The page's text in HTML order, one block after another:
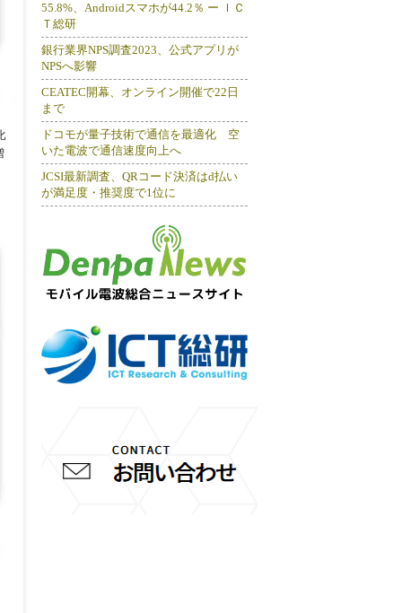
55.8%、Androidスマホが44.2％ ー ＩＣ
Ｔ総研
銀行業界NPS調査2023、公式アプリが
NPSへ影響
CEATEC開幕、オンライン開催で22日
まで
ドコモが量子技術で通信を最適化 空
いた電波で通信速度向上へ
JCSI最新調査、QRコード決済はd払い
が満足度・推奨度で1位に